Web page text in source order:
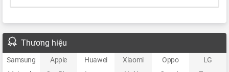
Thương hiệu
Samsung Apple Huawei Xiaomi Oppo
LG